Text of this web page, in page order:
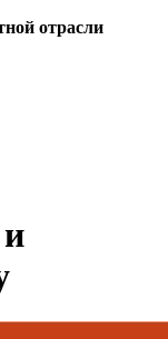
отрасли